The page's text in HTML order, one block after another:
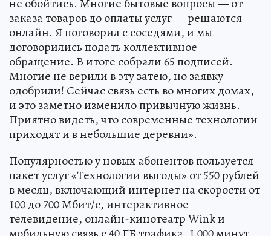
заказа товаров до оплаты услуг — решаются
онлайн. Я поговорил с соседями, и мы
договорились подать коллективное
обращение. В итоге собрали 65 подписей.
Многие не верили в эту затею, но заявку
одобрили! Сейчас связь есть во многих домах,
и это заметно изменило привычную жизнь.
Приятно видеть, что современные технологии
приходят и в небольшие деревни».
Популярностью у новых абонентов пользуется
пакет услуг «Технологии выгоды» от 550 рублей
в месяц, включающий интернет на скорости от
100 до 700 Мбит/с, интерактивное
телевидение, онлайн-кинотеатр Wink и